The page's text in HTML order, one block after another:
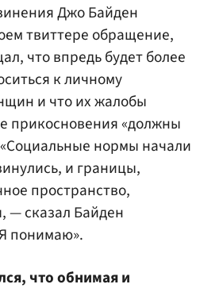
Джо Байден
твиттере обращение,
что впредь будет более
к личному
и что их жалобы
прикосновения «должны
нормы начали
и границы,
пространство,
— сказал Байден
понимаю».
что обнимая и